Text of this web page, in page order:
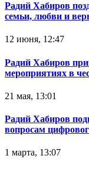
Радий Хабиров
семьи, любви и
12 июня, 12:47
Радий Хабиров
мероприятиях в
21 мая, 13:01
Радий Хабиров
вопросам
1 марта, 13:07